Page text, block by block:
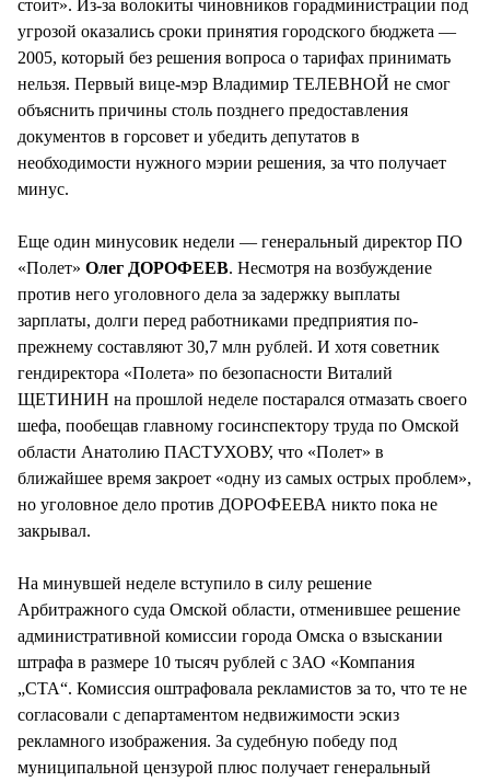
стоит». Из-за волокиты чиновников горадминистрации под
угрозой оказались сроки принятия городского бюджета —
2005, который без решения вопроса о тарифах принимать
нельзя. Первый вице-мэр Владимир ТЕЛЕВНОЙ не смог
объяснить причины столь позднего предоставления
документов в горсовет и убедить депутатов в
необходимости нужного мэрии решения, за что получает
минус.
Еще один минусовик недели — генеральный директор ПО
«Полет» Олег ДОРОФЕЕВ. Несмотря на возбуждение
против него уголовного дела за задержку выплаты
зарплаты, долги перед работниками предприятия по-
прежнему составляют 30,7 млн рублей. И хотя советник
гендиректора «Полета» по безопасности Виталий
ЩЕТИНИН на прошлой неделе постарался отмазать своего
шефа, пообещав главному госинспектору труда по Омской
области Анатолию ПАСТУХОВУ, что «Полет» в
ближайшее время закроет «одну из самых острых проблем»,
но уголовное дело против ДОРОФЕЕВА никто пока не
закрывал.
На минувшей неделе вступило в силу решение
Арбитражного суда Омской области, отменившее решение
административной комиссии города Омска о взыскании
штрафа в размере 10 тысяч рублей с ЗАО «Компания
„СТА“. Комиссия оштрафовала рекламистов за то, что те не
согласовали с департаментом недвижимости эскиз
рекламного изображения. За судебную победу под
муниципальной цензурой плюс получает генеральный